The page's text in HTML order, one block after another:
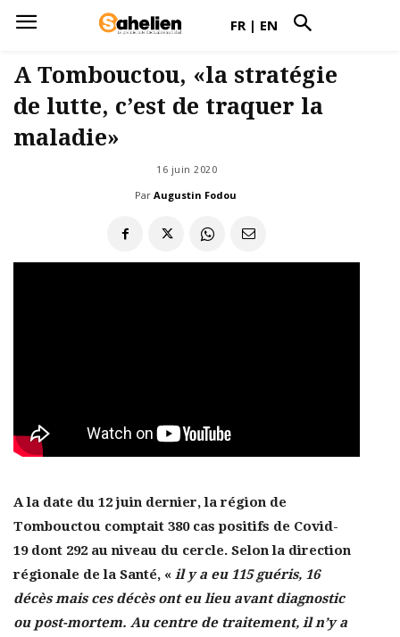
FR | EN
A Tombouctou, «la stratégie
de lutte, c’est de traquer la
maladie»
16 juin 2020
Par Augustin Fodou
A la date du 12 juin dernier, la région de
Tombouctou comptait 380 cas positifs de Covid-
19 dont 292 au niveau du cercle. Selon la direction
régionale de la Santé, « il y a eu 115 guéris, 16
décès mais ces décès ont eu lieu avant diagnostic
ou post-mortem. Au centre de traitement, il n’y a